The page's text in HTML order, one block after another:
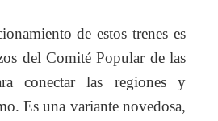
de estos trenes es
del Comité Popular de las
conectar las regiones y
Es una variante novedosa,